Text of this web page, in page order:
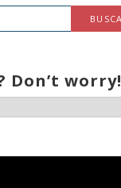
Don’t worry!